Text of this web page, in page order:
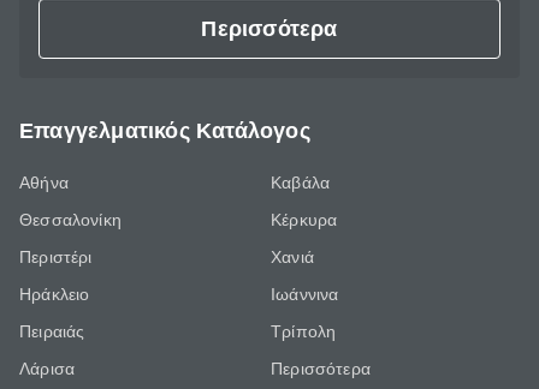
Περισσότερα
Επαγγελματικός Κατάλογος
Αθήνα
Θεσσαλονίκη
Περιστέρι
Ηράκλειο
Πειραιάς
Λάρισα
Καβάλα
Κέρκυρα
Χανιά
Ιωάννινα
Τρίπολη
Περισσότερα